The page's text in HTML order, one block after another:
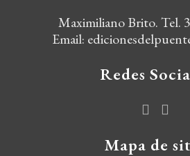
Maximiliano Brito. Tel.
Email:
Redes
Mapa de